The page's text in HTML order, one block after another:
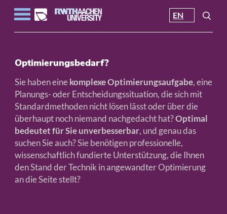
EN
Optimierungsbedarf?
Sie haben einekomplexe Optimierungsaufgabe, eine
Planungs- oder Entscheidungssituation, die sich mit
Standardmethoden nicht lösen lässt oder über die
überhaupt noch niemand nachgedacht hat?Optimal
bedeutet für Sie unverbesserbar, und genau das
suchen Sie auch? Sie benötigen professionelle,
wissenschaftlich fundierte Unterstützung, die Ihnen
den Stand der Technik in angewandter Optimierung
an die Seite stellt?